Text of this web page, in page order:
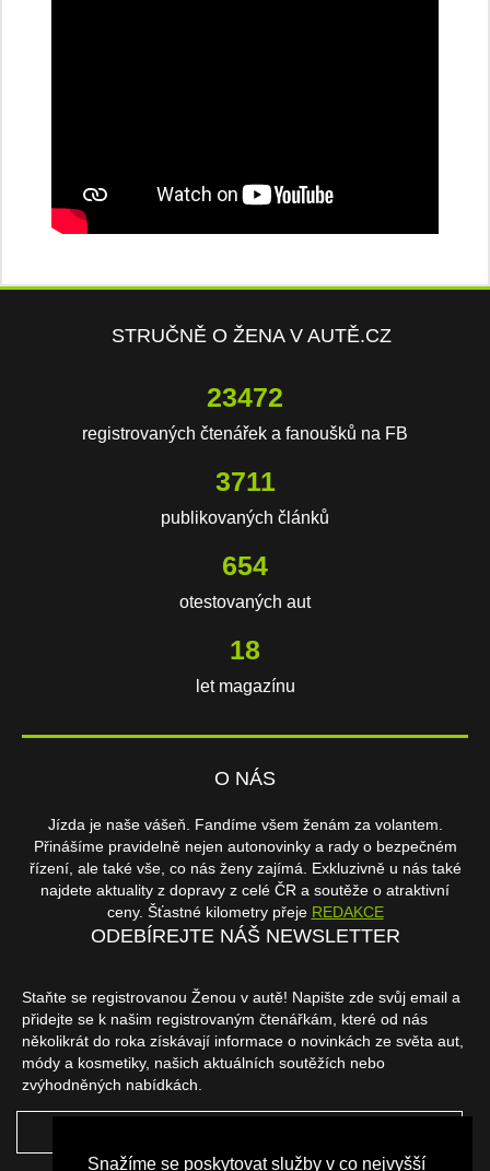
Snažíme se poskytovat služby v co nejvyšší
STRUČNĚ O ŽENA V AUTĚ.CZ
23472
registrovaných čtenářek a fanoušků na FB
3711
publikovaných článků
654
otestovaných aut
18
let magazínu
O NÁS
Jízda je naše vášeň. Fandíme všem ženám za volantem.
Přinášíme pravidelně nejen autonovinky a rady o bezpečném
řízení, ale také vše, co nás ženy zajímá. Exkluzivně u nás také
najdete aktuality z dopravy z celé ČR a soutěže o atraktivní
ceny. Šťastné kilometry přeje REDAKCE
ODEBÍREJTE NÁŠ NEWSLETTER
Staňte se registrovanou Ženou v autě! Napište zde svůj email a
přidejte se k našim registrovaným čtenářkám, které od nás
několikrát do roka získávají informace o novinkách ze světa aut,
módy a kosmetiky, našich aktuálních soutěžích nebo
zvýhodněných nabídkách.